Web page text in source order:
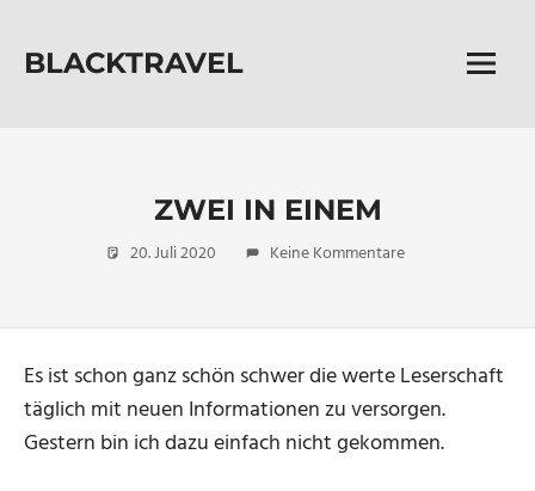
springen
BLACKTRAVEL Menü
ZWEI IN EINEM
20. Juli 2020 Micha
Amalfi & Co
Keine Kommentare
Es ist schon ganz schön schwer die werte Leserschaft
täglich mit neuen Informationen zu versorgen.
Gestern bin ich dazu einfach nicht gekommen.